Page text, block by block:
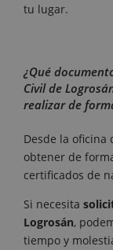
tu lugar.
¿Qué
Civil de
realizar de
Desde la oficina
obtener de
certificados de
Si necesita
Logrosán,
tiempo y